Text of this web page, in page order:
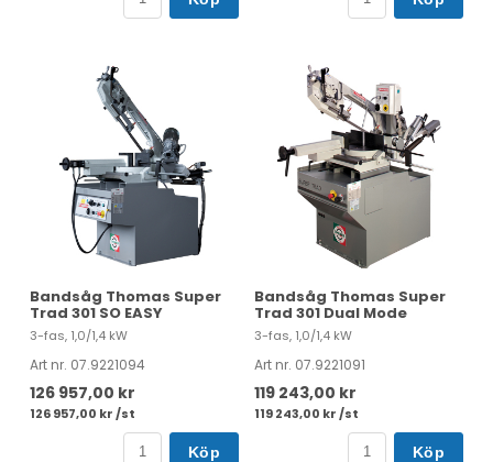
Bandsåg Thomas Super
Trad 301 SO EASY
3-fas, 1,0/1,4 kW
Art nr. 07.9221094
126 957,00 kr
126 957,00 kr /st
Köp
Bandsåg Thomas Super
Trad 301 Dual Mode
3-fas, 1,0/1,4 kW
Art nr. 07.9221091
119 243,00 kr
119 243,00 kr /st
Köp